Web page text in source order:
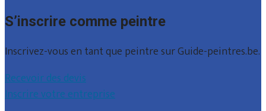
S’inscrire comme peintre
Inscrivez-vous en tant que peintre sur Guide-peintres.be.
Recevoir des devis
Inscrire votre entreprise